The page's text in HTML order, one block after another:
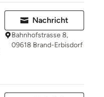
Nachricht
Bahnhofstrasse 8,
09618 Brand-Erbisdorf